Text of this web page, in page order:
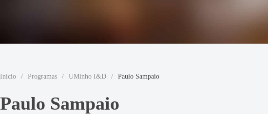
Início / Programas / UMinho I&D / Paulo Sampaio
Paulo Sampaio